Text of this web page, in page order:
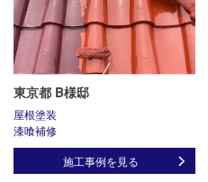
東京都 B様邸
屋根塗装
漆喰補修
施工事例を見る